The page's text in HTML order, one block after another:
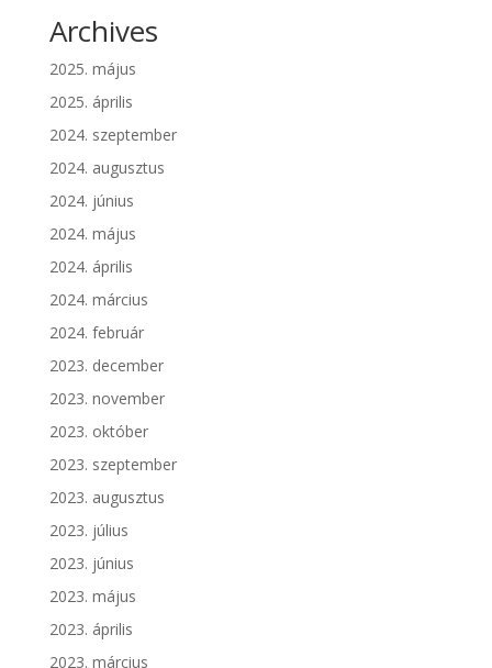
Archives
2025. május
2025. április
2024. szeptember
2024. augusztus
2024. június
2024. május
2024. április
2024. március
2024. február
2023. december
2023. november
2023. október
2023. szeptember
2023. augusztus
2023. július
2023. június
2023. május
2023. április
2023. március